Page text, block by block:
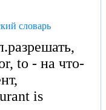
словарь
to - на что-
is